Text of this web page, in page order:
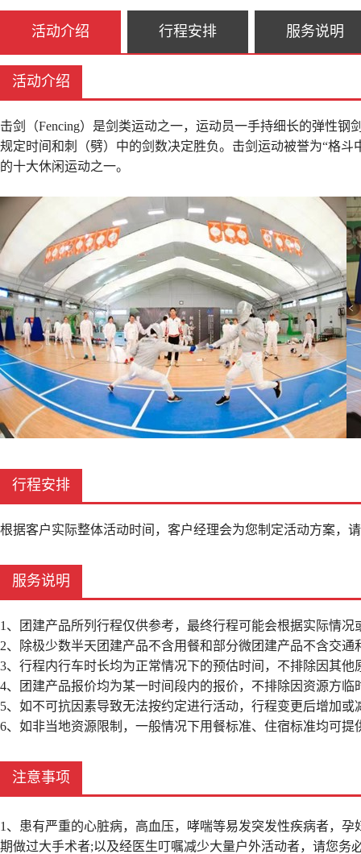
活动介绍 行程安排 服务说明
活动介绍
击剑（Fencing）是剑类运动之一，运动员一手持细长的弹性
规定时间和刺（劈）中的剑数决定胜负。击剑运动被誉为“格
的十大休闲运动之一。
行程安排
根据客户实际整体活动时间，客户经理会为您制定活动方案，
服务说明
1、团建产品所列行程仅供参考，最终行程可能会根据实际情
2、除极少数半天团建产品不含用餐和部分微团建产品不含交
3、行程内行车时长均为正常情况下的预估时间，不排除因其
4、团建产品报价均为某一时间段内的报价，不排除因资源方
5、如不可抗因素导致无法按约定进行活动，行程变更后增加
6、如非当地资源限制，一般情况下用餐标准、住宿标准均可
注意事项
1、患有严重的心脏病，高血压，哮喘等易发突发性疾病者，
期做过大手术者;以及经医生叮嘱减少大量户外活动者，请您